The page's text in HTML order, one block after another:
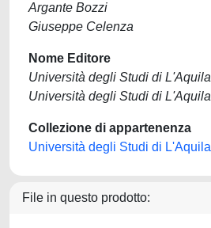
Argante Bozzi
Giuseppe Celenza
Nome Editore
Università degli Studi di L'Aquila
Università degli Studi di L'Aquila
Collezione di appartenenza
Università degli Studi di L'Aquila
File in questo prodotto: